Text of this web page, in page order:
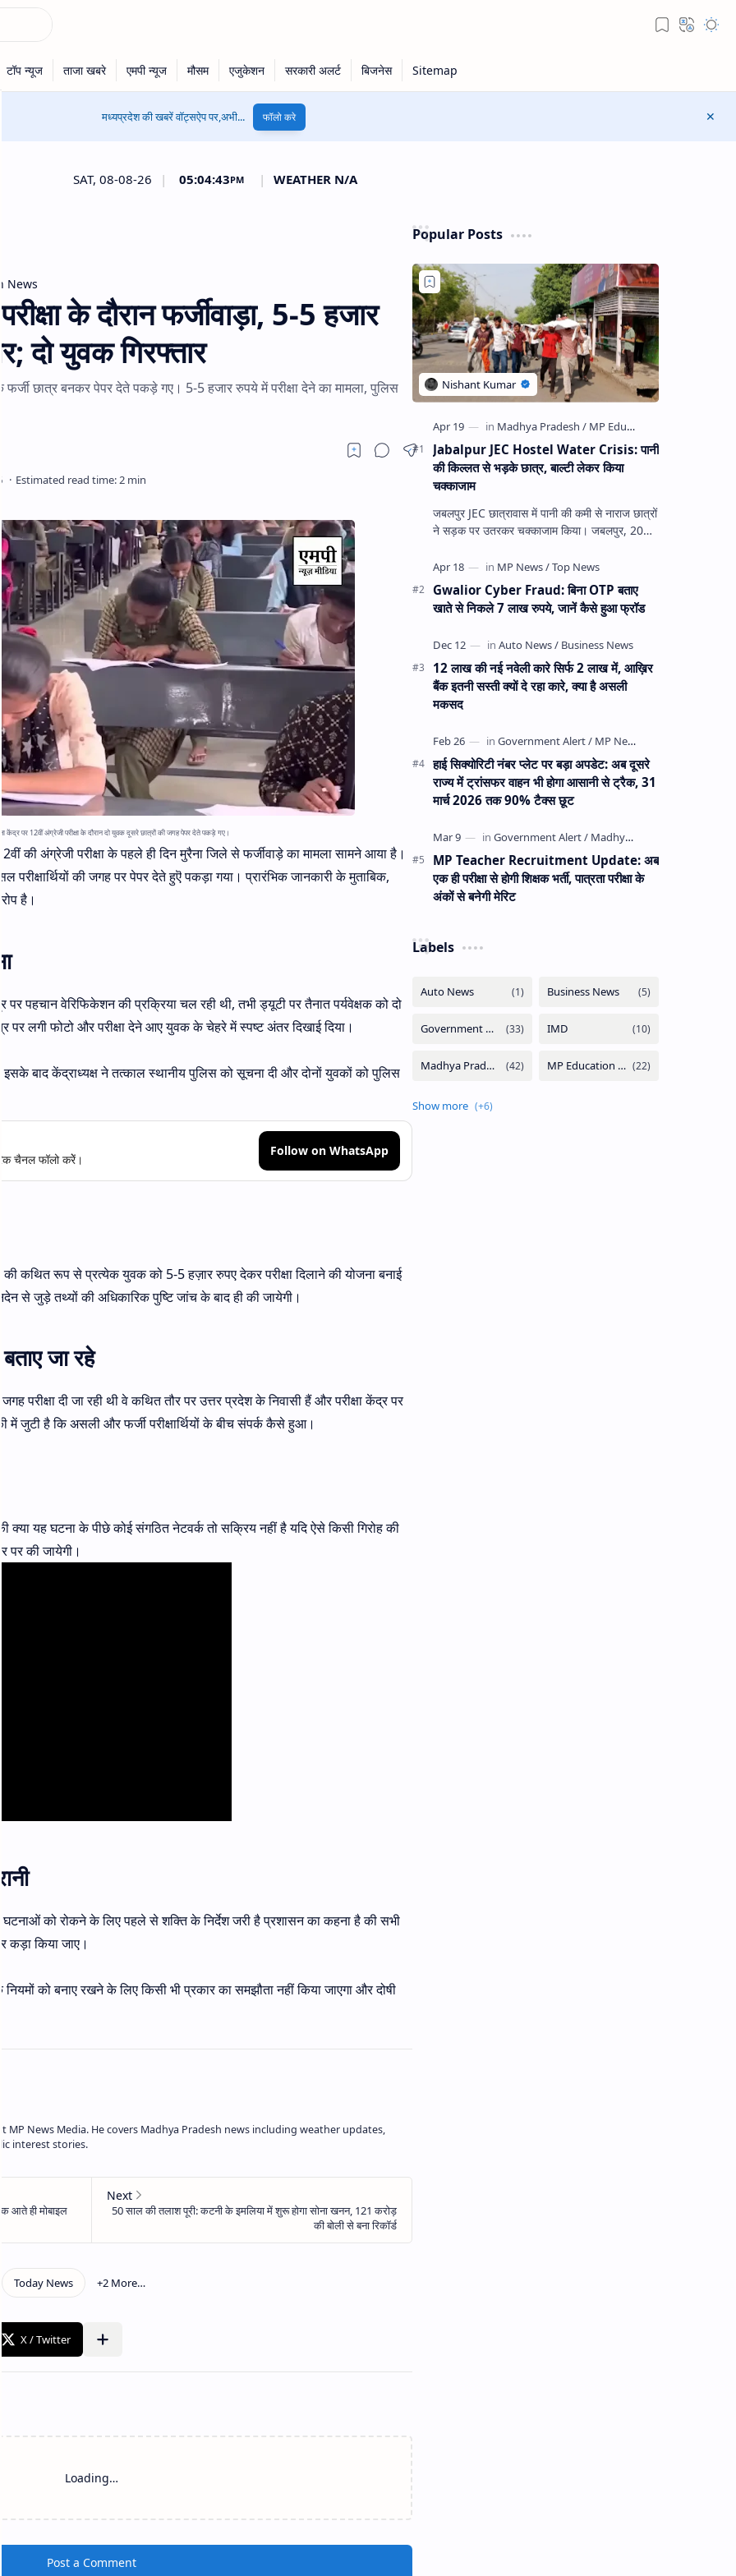
मध्यप्रदेश की खबरें वॉट्सऐप पर,अभी... फॉलो करे
SAT, 08-08-26 | 05:04:43PM | WEATHER N/A
News
के दौरान फर्जीवाड़ा, 5-5 हजार
दो युवक गिरफ्तार
फर्जी छात्र बनकर पेपर देते पकड़े गए। 5-5 हजार रुपये में परीक्षा देने का मामला, पुलिस
केंद्र पर 12वीं अंग्रेजी परीक्षा के दौरान दो युवक दूसरे छात्रों की जगह पेपर देते पकड़े गए।
की अंग्रेजी परीक्षा के पहले ही दिन मुरैना जिले से फर्जीवाड़े का मामला सामने आया है।
परीक्षार्थियों की जगह पर पेपर देते हुऎ पकड़ा गया। प्रारंभिक जानकारी के मुताबिक,
है।
पहचान वेरिफिकेशन की प्रक्रिया चल रही थी, तभी ड्यूटी पर तैनात पर्यवेक्षक को दो
पर लगी फोटो और परीक्षा देने आए युवक के चेहरे में स्पष्ट अंतर दिखाई दिया।
बाद केंद्राध्यक्ष ने तत्काल स्थानीय पुलिस को सूचना दी और दोनों युवकों को पुलिस
चैनल फॉलो करेें।
Follow on WhatsApp
कथित रूप से प्रत्येक युवक को 5-5 हज़ार रुपए देकर परीक्षा दिलाने की योजना बनाई
से जुड़े तथ्यों की अधिकारिक पुष्टि जांच के बाद ही की जायेगी।
बताए जा रहे
परीक्षा दी जा रही थी वे कथित तौर पर उत्तर प्रदेश के निवासी हैं और परीक्षा केंद्र पर
जुटी है कि असली और फर्जी परीक्षार्थियों के बीच संपर्क कैसे हुआ।
क्या यह घटना के पीछे कोई संगठित नेटवर्क तो सक्रिय नहीं है यदि ऐसे किसी गिरोह की
पर की जायेगी।
को रोकने के लिए पहले से शक्ति के निर्देश जरी है प्रशासन का कहना है की सभी
कड़ा किया जाए।
के नियमों को बनाए रखने के लिए किसी भी प्रकार का समझौता नहीं किया जाएगा और दोषी
MP News Media. He covers Madhya Pradesh news including weather updates,
interest stories.
Loading…
Post a Comment
Popular Posts
Jabalpur JEC Hostel Water Crisis: पानी
की किल्लत से भड़के छात्र, बाल्टी लेकर किया
चक्काजाम
जबलपुर JEC छात्रावास में पानी की कमी से नाराज छात्रों
ने सड़क पर उतरकर चक्काजाम किया। जबलपुर, 20
के छ…
Gwalior Cyber Fraud: बिना OTP बताए
खाते से निकले 7 लाख रुपये, जानें कैसे हुआ फ्रॉड
12 लाख की नई नवेली कारे सिर्फ 2 लाख में, आख़िर
बैंक इतनी सस्ती क्यों दे रहा कारे, क्या है असली
मकसद
हाई सिक्योरिटी नंबर प्लेट पर बड़ा अपडेट: अब दूसरे
राज्य में ट्रांसफर वाहन भी होगा आसानी से ट्रैक, 31
मार्च 2026 तक 90% टैक्स छूट
MP Teacher Recruitment Update: अब
एक ही परीक्षा से होगी शिक्षक भर्ती, पात्रता परीक्षा के
अंकों से बनेगी मेरिट
Labels